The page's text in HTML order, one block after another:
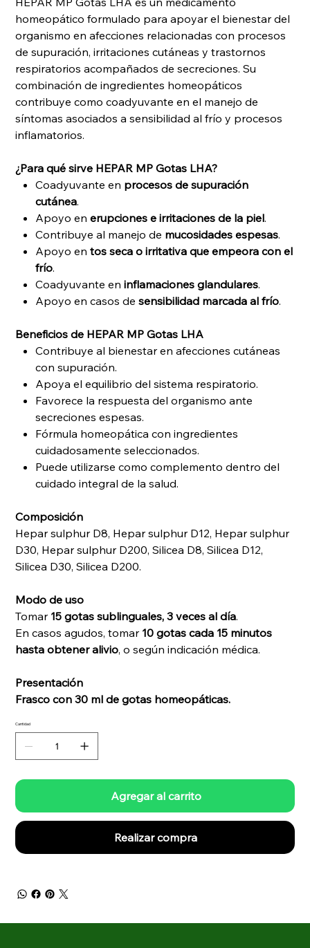
homeopático formulado para apoyar el bienestar del
organismo en afecciones relacionadas con procesos
de supuración, irritaciones cutáneas y trastornos
respiratorios acompañados de secreciones. Su
combinación de ingredientes homeopáticos
contribuye como coadyuvante en el manejo de
síntomas asociados a sensibilidad al frío y procesos
inflamatorios.
¿Para qué sirve HEPAR MP Gotas LHA?
Coadyuvante en procesos de supuración
cutánea.
Apoyo enerupciones e irritaciones de la piel.
Contribuye al manejo de mucosidades espesas.
Apoyo entos seca o irritativa que empeora con el
frío.
Coadyuvante eninflamaciones glandulares.
Apoyo en casos desensibilidad marcada al frío.
Beneficios de HEPAR MP Gotas LHA
Contribuye al bienestar en afecciones cutáneas
con supuración.
Apoya el equilibrio del sistema respiratorio.
Favorece la respuesta del organismo ante
secreciones espesas.
Fórmula homeopática con ingredientes
cuidadosamente seleccionados.
Puede utilizarse como complemento dentro del
cuidado integral de la salud.
Composición
Hepar sulphur D8, Hepar sulphur D12, Hepar sulphur
D30, Hepar sulphur D200, Silicea D8, Silicea D12,
Silicea D30, Silicea D200.
Modo de uso
Tomar 15 gotas sublinguales, 3 veces al día.
En casos agudos, tomar 10 gotas cada 15 minutos
hasta obtener alivio, o según indicación médica.
Presentación
Frasco con 30 ml de gotas homeopáticas.
Cantidad
Agregar al carrito
Realizar compra